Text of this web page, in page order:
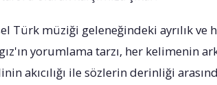
Türk müziği geleneğindeki ayrılık
yorumlama tarzı, her kelimenin
akıcılığı ile sözlerin derinliği